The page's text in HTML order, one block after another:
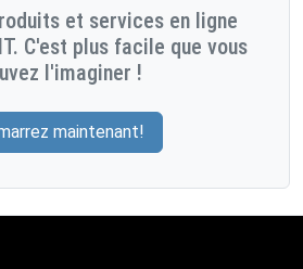
et services en ligne
C'est plus facile que vous
l'imaginer !
maintenant!